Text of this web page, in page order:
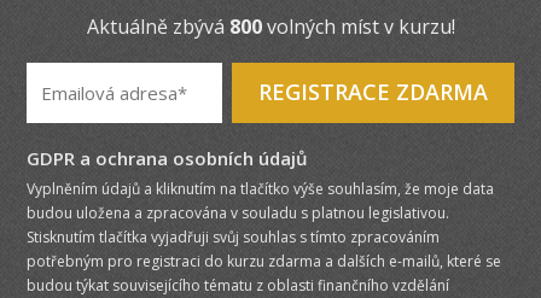
Aktuálně zbývá 800 volných míst v kurzu!
REGISTRACE ZDARMA
GDPR a ochrana osobních údajů
Vyplněním údajů a kliknutím na tlačítko výše souhlasím, že moje data
budou uložena a zpracována v souladu s platnou legislativou.
Stisknutím tlačítka vyjadřuji svůj souhlas s tímto zpracováním
potřebným pro registraci do kurzu zdarma a dalších e-mailů, které se
budou týkat souvisejícího tématu z oblasti finančního vzdělání